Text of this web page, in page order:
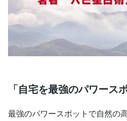
「自宅を最強のパワース
最強のパワースポットで自然の